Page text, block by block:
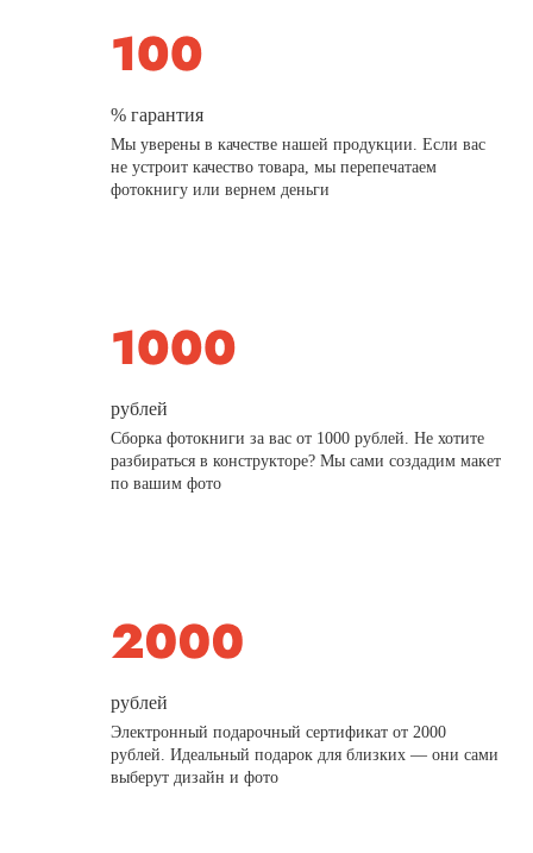
% гарантия
Мы уверены в качестве нашей продукции. Если вас
не устроит качество товара, мы перепечатаем
фотокнигу или вернем деньги
рублей
Сборка фотокниги за вас от 1000 рублей. Не хотите
разбираться в конструкторе? Мы сами создадим макет
по вашим фото
рублей
Электронный подарочный сертификат от 2000
рублей. Идеальный подарок для близких — они сами
выберут дизайн и фото